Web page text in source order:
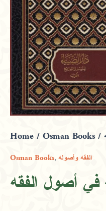
Home / Osman Books
Osman Books, الفقه وأصوله
في أصول الفقه
الخلاصة
أصول
quantity